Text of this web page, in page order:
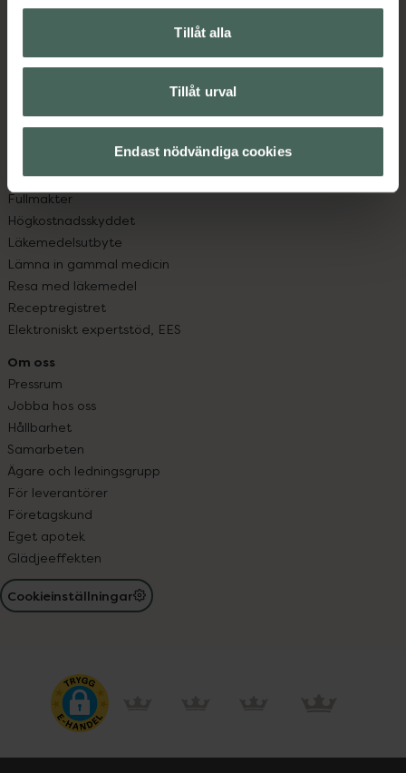
Tillåt alla
Tillåt urval
Endast nödvändiga cookies
Hitta apotek
Leverans, betalning och retur
App
Om recept och läkemedel
Fullmakter
Högkostnadsskyddet
Läkemedelsutbyte
Lämna in gammal medicin
Resa med läkemedel
Receptregistret
Elektroniskt expertstöd, EES
Om oss
Pressrum
Jobba hos oss
Hållbarhet
Samarbeten
Ägare och ledningsgrupp
För leverantörer
Företagskund
Eget apotek
Glädjeeffekten
Cookieinställningar